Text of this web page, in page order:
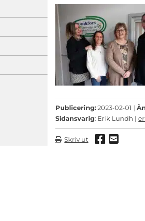
Publicering:2023-02-01 |
Sidansvarig: Erik Lundh |
Skriv ut DelaDela